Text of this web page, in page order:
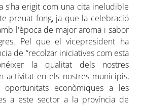
s'ha erigit com una cita ineludible
preuat fong, ja que la celebració
l'època de major aroma i sabor
Pel que el vicepresident ha
de “recolzar iniciatives com esta
la qualitat dels nostres
activitat en els nostres municipis,
econòmiques a les
a este sector a la província de